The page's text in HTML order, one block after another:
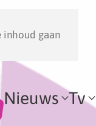
inhoud gaan
Nieuws Tv